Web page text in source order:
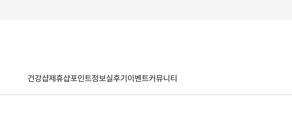
건강샵제휴샵포인트정보실후기이벤트커뮤니티